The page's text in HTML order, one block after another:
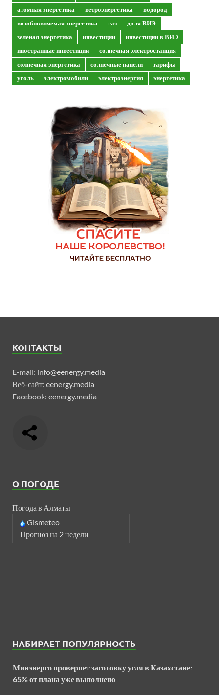
атомная энергетика
ветроэнергетика
водород
возобновляемая энергетика
газ
доля ВИЭ
зеленая энергетика
инвестиции
инвестиции в ВИЭ
иностранные инвестиции
солнечная электростанция
солнечная энергетика
солнечные панели
тарифы
уголь
электромобили электроэнергия энергетика
КОНТАКТЫ
E-mail: info@eenergy.media
Веб-сайт: eenergy.media
Facebook: eenergy.media
О ПОГОДЕ
Погода в Алматы
Gismeteo
Прогноз на 2 недели
НАБИРАЕТ ПОПУЛЯРНОСТЬ
Минэнерго проверяет заготовку угля в Казахстане:
65% от плана уже выполнено